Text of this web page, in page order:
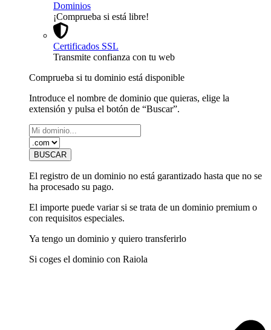
Dominios
¡Comprueba si está libre!
Certificados SSL
Transmite confianza con tu web
Comprueba si tu dominio está disponible
Introduce el nombre de dominio que quieras, elige la
extensión y pulsa el botón de “Buscar”.
El registro de un dominio no está garantizado hasta que no se
ha procesado su pago.
El importe puede variar si se trata de un dominio premium o
con requisitos especiales.
Ya tengo un dominio y quiero transferirlo
Si coges el dominio con Raiola